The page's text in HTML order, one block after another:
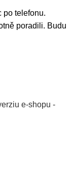
po telefonu.
poradili. Budu
e-shopu -